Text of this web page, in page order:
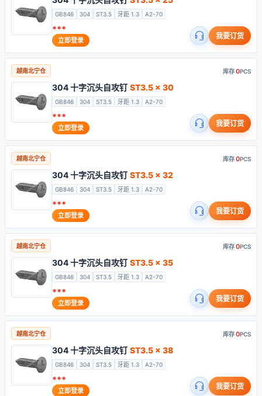
GB846 304 ST3.5 牙距 1.3 A2-70
***
立即登录 我要订货
越南北宁仓 库存0PCS
304 十字沉头自攻钉 ST3.5 x 30
GB846 304 ST3.5 牙距 1.3 A2-70
***
立即登录 我要订货
越南北宁仓 库存0PCS
304 十字沉头自攻钉 ST3.5 x 32
GB846 304 ST3.5 牙距 1.3 A2-70
***
立即登录 我要订货
越南北宁仓 库存0PCS
304 十字沉头自攻钉 ST3.5 x 35
GB846 304 ST3.5 牙距 1.3 A2-70
***
立即登录 我要订货
越南北宁仓 库存0PCS
304 十字沉头自攻钉 ST3.5 x 38
GB846 304 ST3.5 牙距 1.3 A2-70
***
立即登录 我要订货